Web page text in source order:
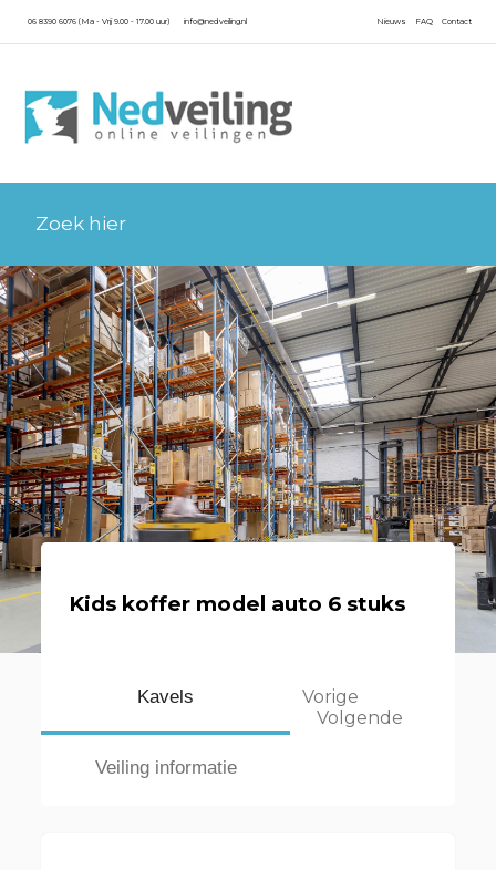
06 8390 6076 (Ma - Vrij 9.00 - 17.00 uur) info@nedveiling.nl Contact
FAQ
Nieuws
Kids koffer model auto 6 stuks
Kavels
Veiling informatie
Vorige
Volgende